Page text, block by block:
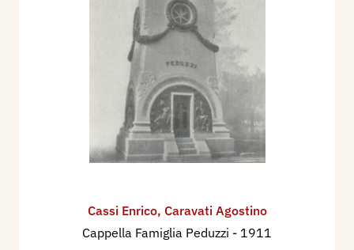
Cassi Enrico, Caravati Agostino
Cappella Famiglia Peduzzi - 1911